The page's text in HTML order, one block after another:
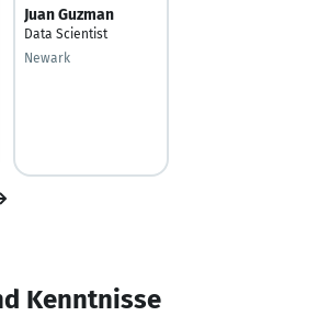
Juan Guzman
Data Scientist
Newark
Kenntnisse